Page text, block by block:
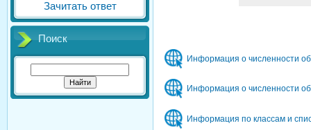
Зачитать ответ
Поиск
Информация о численности
Информация о численности
Информация по классам и